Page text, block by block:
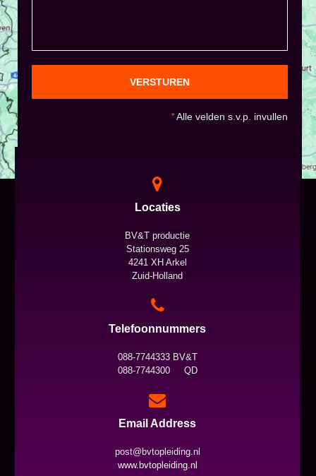
VERSTUREN
*Alle velden s.v.p. invullen
Locaties
BV&T productie
Stationsweg 25
4241 XH Arkel
Zuid-Holland
Telefoonnummers
088-7744333 BV&T
088-7744300 QD
Email Address
post@bvtopleiding.nl
www.bvtopleiding.nl